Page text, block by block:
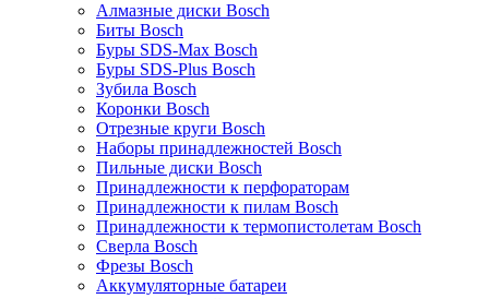
Алмазные диски Bosch
Биты Bosch
Буры SDS-Max Bosch
Буры SDS-Plus Bosch
Зубила Bosch
Коронки Bosch
Отрезные круги Bosch
Наборы принадлежностей Bosch
Пильные диски Bosch
Принадлежности к перфораторам
Принадлежности к пилам Bosch
Принадлежности к термопистолетам Bosch
Сверла Bosch
Фрезы Bosch
Аккумуляторные батареи